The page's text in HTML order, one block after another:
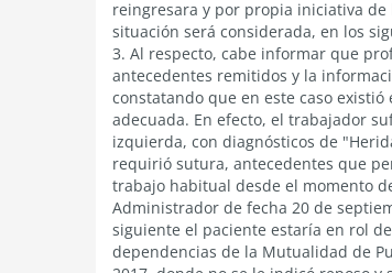
reingresara y por propia iniciativa
situación será considerada, en los
3. Al respecto, cabe informar que
antecedentes remitidos y la
constatando que en este caso
adecuada. En efecto, el trabajador
izquierda, con diagnósticos de
requirió sutura, antecedentes que
trabajo habitual desde el momento
Administrador de fecha 20 de
siguiente el paciente estaría en rol
dependencias de la Mutualidad de